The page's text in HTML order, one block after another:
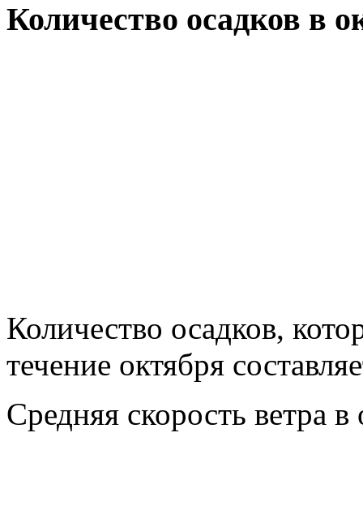
Количество осадков в
Количество осадков,
течение октября
Средняя скорость ветра в